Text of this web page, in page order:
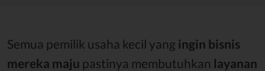
Semua pemilik usaha kecil yang ingin bisnis
mereka maju pastinya membutuhkan layanan